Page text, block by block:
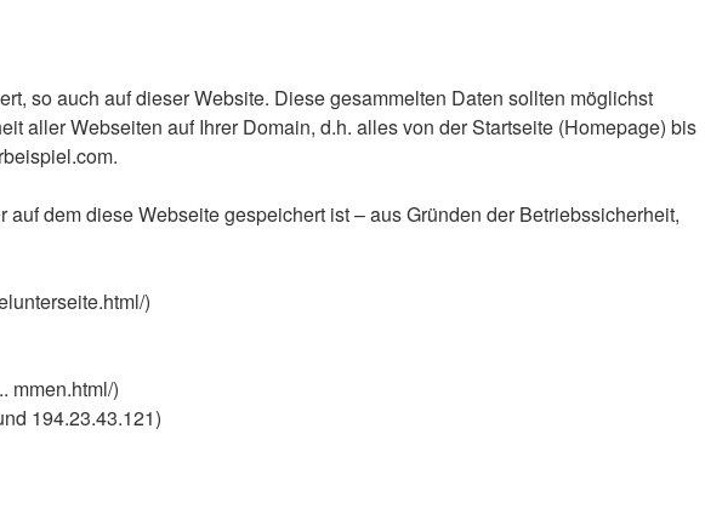
so auch auf dieser Website. Diese gesammelten Daten sollten möglichst
aller Webseiten auf Ihrer Domain, d.h. alles von der Startseite (Homepage) bis
dem diese Webseite gespeichert ist – aus Gründen der Betriebssicherheit,
)
mmen.html/)
194.23.43.121)